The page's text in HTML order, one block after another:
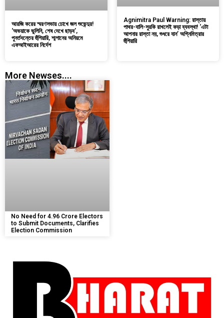
আরজি করের স্মরণসভায় চোখে জল শুভেন্দুর!
‘অভয়াকে ভুলিনি, শেষ দেখে ছাড়ব’,
পুনর্তদন্তের হুঁশিয়ারি, শ্মশানের অনিয়মে
এফআইআরের নির্দেশ
Agnimitra Paul Warning: রাস্তায়
পাথর-বালি-সুরকি রাখলেই কড়া ব্যবস্থা! ‘এটা
আপনার রাস্তা নয়, শুধরে যান’ অগ্নিমিত্রার
হুঁশিয়ারি
More Newses....
No Need for 4.96 Crore Electors
to Submit Documents, Clarifies
Election Commission